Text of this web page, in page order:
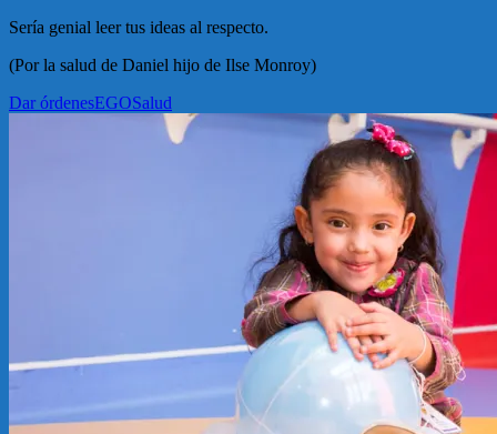
Sería genial leer tus ideas al respecto.
(Por la salud de Daniel hijo de Ilse Monroy)
Dar órdenesEGOSalud